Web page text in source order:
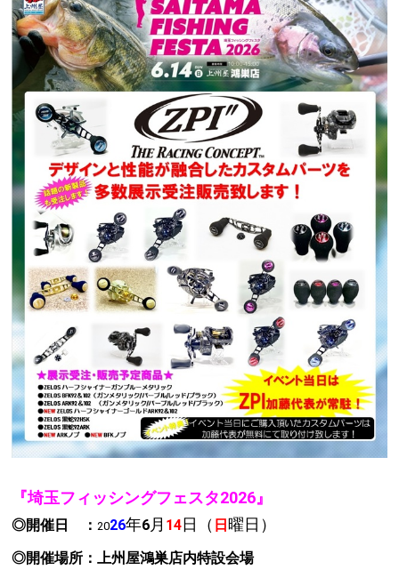
『埼玉フィッシングフェスタ2026』
◎開催日 ：2026年6 月 14日 （ 日曜日 ）
◎開催場所：上州屋鴻巣店内特設会場